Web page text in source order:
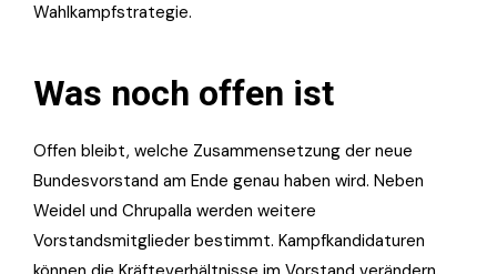
Wahlkampfstrategie.
Was noch offen ist
Offen bleibt, welche Zusammensetzung der neue
Bundesvorstand am Ende genau haben wird. Neben
Weidel und Chrupalla werden weitere
Vorstandsmitglieder bestimmt. Kampfkandidaturen